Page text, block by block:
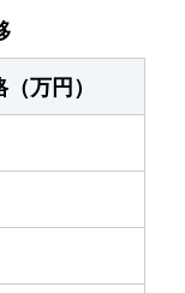
万円）